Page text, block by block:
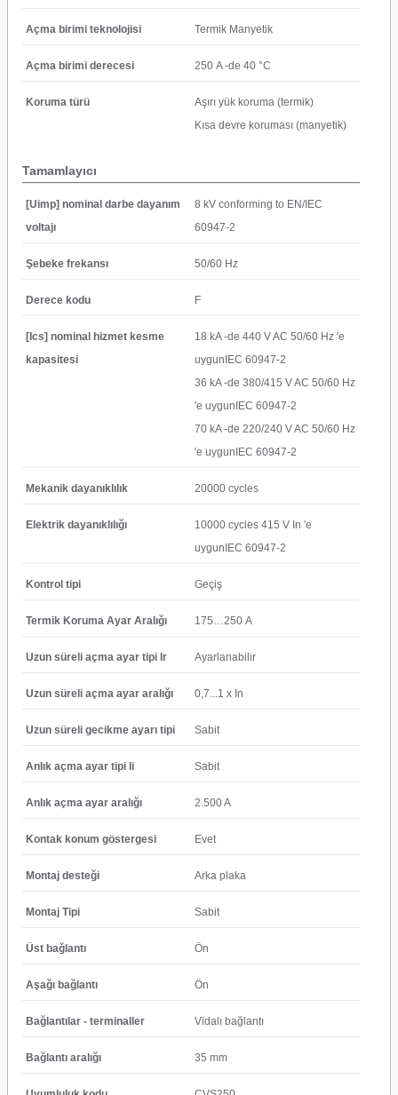
Açma birimi teknolojisi Termik Manyetik
Açma birimi derecesi 250 A -de 40 °C
Koruma türü
Aşırı yük koruma (termik)
Kısa devre koruması (manyetik)
Tamamlayıcı
[Uimp] nominal darbe dayanım
voltajı
8 kV conforming to EN/IEC
60947-2
Şebeke frekansı 50/60 Hz
Derece kodu F
[Ics] nominal hizmet kesme
kapasitesi
18 kA -de 440 V AC 50/60 Hz 'e
uygunIEC 60947-2
36 kA -de 380/415 V AC 50/60 Hz
'e uygunIEC 60947-2
70 kA -de 220/240 V AC 50/60 Hz
'e uygunIEC 60947-2
Mekanik dayanıklılık 20000 cycles
Elektrik dayanıklılığı
10000 cycles 415 V In 'e
uygunIEC 60947-2
Kontrol tipi Geçiş
Termik Koruma Ayar Aralığı 175…250 A
Uzun süreli açma ayar tipi lr Ayarlanabilir
Uzun süreli açma ayar aralığı 0,7...1 x In
Uzun süreli gecikme ayarı tipi Sabit
Anlık açma ayar tipi li Sabit
Anlık açma ayar aralığı 2.500 A
Kontak konum göstergesi Evet
Montaj desteği Arka plaka
Montaj Tipi Sabit
Üst bağlantı Ön
Aşağı bağlantı Ön
Bağlantılar - terminaller Vidalı bağlantı
Bağlantı aralığı 35 mm